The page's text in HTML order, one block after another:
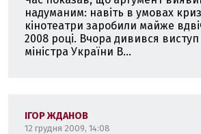
надуманим: навіть в умовах
кінотеатри заробили майже
2008 році. Вчора дивився
міністра України В...
ІГОР ЖДАНОВ
12 грудня 2009, 14:08